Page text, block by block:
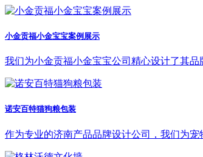
小金贡福小金宝宝案例展示
我们为小金贡福小金宝宝公司精心设计了其
诺安百特猫狗粮包装
作为专业的济南产品品牌设计公司，我们为